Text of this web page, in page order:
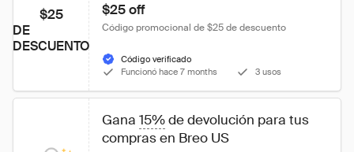
$25
DE
DESCUENTO
$25 off
Código promocional de $25 de descuento
Código verificado
Funcionó hace 7 months
3 usos
Gana 15% de devolución para tus
compras en Breo US